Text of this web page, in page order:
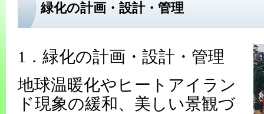
緑化の計画・設計・管理
1．緑化の計画・設計・管理
地球温暖化やヒートアイラン
ド現象の緩和、美しい景観づ